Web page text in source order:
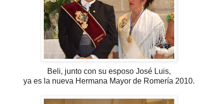
Beli, junto con su esposo José Luis,
ya es la nueva Hermana Mayor de Romería 2010.